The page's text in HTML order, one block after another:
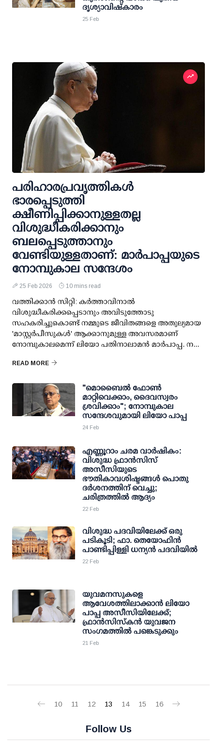
ദൃശ്യാവിഷ്കാരം
25 Feb
പരിഹാരപ്രവൃത്തികൾ
ഭാരപ്പെടുത്തി
ക്ഷീണിപ്പിക്കാനുള്ളതല്ല
വിശുദ്ധീകരിക്കാനും
ബലപ്പെടുത്താനും
വേണ്ടിയുള്ളതാണ്: മാർപാപ്പയുടെ
നോമ്പുകാല സന്ദേശം
25 Feb 2026 10 mins read
വത്തിക്കാൻ സിറ്റി: കർത്താവിനാൽ
വിശുദ്ധീകരിക്കപ്പെടാനും അവിടുത്തോടു
സഹകരിച്ചുകൊണ്ട് നമ്മുടെ ജീവിതങ്ങളെ അതുല്യമായ
'മാസ്റ്റർപീസുകൾ' ആക്കാനുമുള്ള അവസരമാണ്
നോമ്പുകാലമെന്ന് ലിയോ പതിനാലാമൻ മാർപാപ്പ. ന...
READ MORE
"മൊബൈൽ ഫോൺ
മാറ്റിവെക്കാം, ദൈവസ്വരം
ശ്രവിക്കാം"; നോമ്പുകാല
സന്ദേശവുമായി ലിയോ പാപ്പ
24 Feb
എണ്ണൂറാം ചരമ വാര്‍ഷികം:
വിശുദ്ധ ഫ്രാന്‍സിസ്
അസീസിയുടെ
ഭൗതികാവശിഷ്ടങ്ങള്‍ പൊതു
ദര്‍ശനത്തിന് വെച്ചു;
ചരിത്രത്തില്‍ ആദ്യം
22 Feb
വിശുദ്ധ പദവിയിലേക്ക് ഒരു
പടികൂടി; ഫാ. തെയോഫിൻ
പാണ്ടിപ്പിള്ളി ധന്യൻ പദവിയില്‍
22 Feb
യുവമനസുകളെ
ആവേശത്തിലാക്കാൻ ലിയോ
പാപ്പ അസീസിയിലേക്ക്;
ഫ്രാൻസിസ്കൻ യുവജന
സംഗമത്തിൽ പങ്കെടുക്കും
21 Feb
10 11 12 13 14 15 16
Follow Us